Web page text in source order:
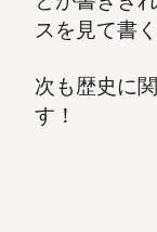
スを見て書
次も歴史に
す！